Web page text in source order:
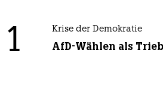
1 Krise der Demokratie
AfD-Wählen als